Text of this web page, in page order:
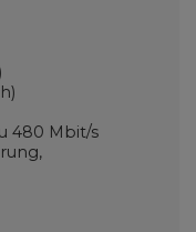
480 Mbit/s